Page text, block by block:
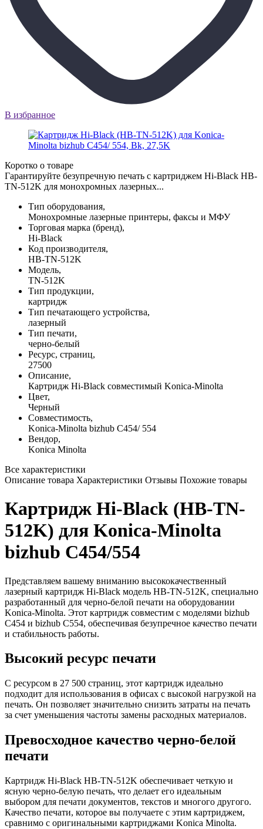
В избранное
Коротко о товаре
Гарантируйте безупречную печать с картриджем Hi-Black HB-
TN-512K для монохромных лазерных...
Тип оборудования,
Монохромные лазерные принтеры, факсы и МФУ
Торговая марка (бренд),
Hi-Black
Код производителя,
HB-TN-512K
Модель,
TN-512K
Тип продукции,
картридж
Тип печатающего устройства,
лазерный
Тип печати,
черно-белый
Ресурс, страниц,
27500
Описание,
Картридж Hi-Black совместимый Konica-Minolta
Цвет,
Черный
Совместимость,
Konica-Minolta bizhub C454/ 554
Вендор,
Konica Minolta
Все характеристики
Описание товара Характеристики Отзывы Похожие товары
Картридж Hi-Black (HB-TN-
512K) для Konica-Minolta
bizhub C454/554
Представляем вашему вниманию высококачественный
лазерный картридж Hi-Black модель HB-TN-512K, специально
разработанный для черно-белой печати на оборудовании
Konica-Minolta. Этот картридж совместим с моделями bizhub
C454 и bizhub C554, обеспечивая безупречное качество печати
и стабильность работы.
Высокий ресурс печати
С ресурсом в 27 500 страниц, этот картридж идеально
подходит для использования в офисах с высокой нагрузкой на
печать. Он позволяет значительно снизить затраты на печать
за счет уменьшения частоты замены расходных материалов.
Превосходное качество черно-белой
печати
Картридж Hi-Black HB-TN-512K обеспечивает четкую и
ясную черно-белую печать, что делает его идеальным
выбором для печати документов, текстов и многого другого.
Качество печати, которое вы получаете с этим картриджем,
сравнимо с оригинальными картриджами Konica Minolta.